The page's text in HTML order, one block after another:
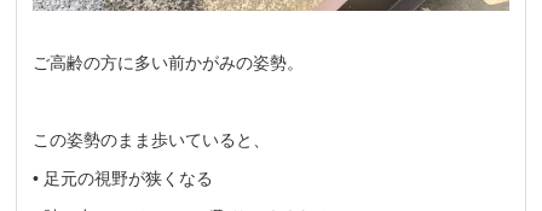
ご高齢の方に多い前かがみの姿勢。
この姿勢のまま歩いていると、
• 足元の視野が狭くなる